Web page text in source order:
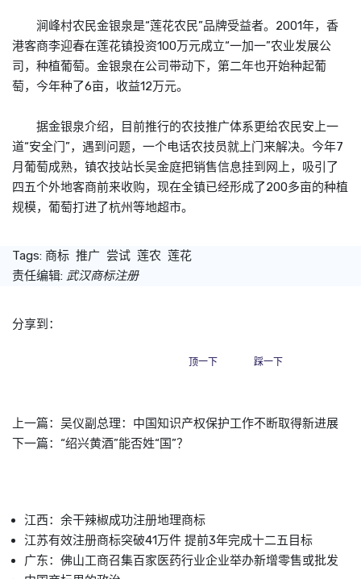
涧峰村农民金银泉是“莲花农民”品牌受益者。2001年，香
港客商李迎春在莲花镇投资100万元成立“一加一”农业发展公
司，种植葡萄。金银泉在公司带动下，第二年也开始种起葡
萄，今年种了6亩，收益12万元。
据金银泉介绍，目前推行的农技推广体系更给农民安上一
道“安全门”，遇到问题，一个电话农技员就上门来解决。今年7
月葡萄成熟，镇农技站长吴金庭把销售信息挂到网上，吸引了
四五个外地客商前来收购，现在全镇已经形成了200多亩的种植
规模，葡萄打进了杭州等地超市。
Tags: 商标 推广 尝试 莲农 莲花
责任编辑: 武汉商标注册
分享到：
顶一下 踩一下
上一篇： 吴仪副总理：中国知识产权保护工作不断取得新进展
下一篇： “绍兴黄酒”能否姓“国”？
江西：余干辣椒成功注册地理商标
江苏有效注册商标突破41万件 提前3年完成十二五目标
广东：佛山工商召集百家医药行业企业举办新增零售或批发